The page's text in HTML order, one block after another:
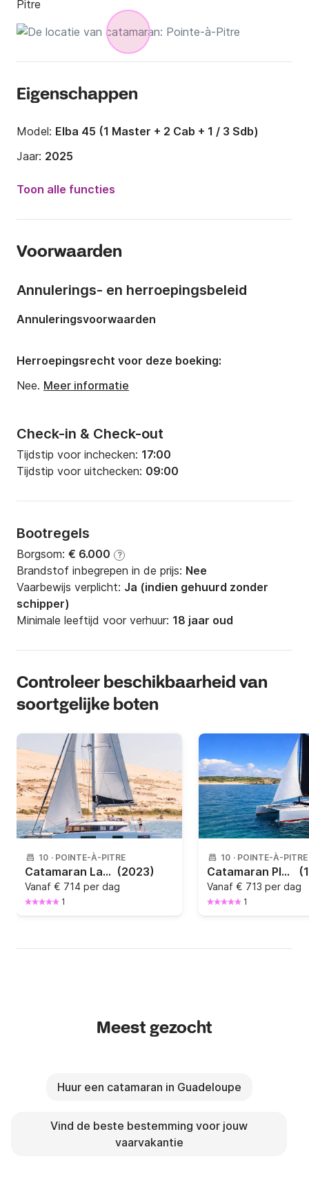
Pitre
Eigenschappen
Model: Elba 45 (1 Master + 2 Cab + 1 / 3 Sdb)
Jaar: 2025
Capaciteit aan boord:
Aantal badkamers:3
Motorkracht:0pk
Toon alle functies
Voorwaarden
Check-in & Check-out
Tijdstip voor inchecken: 17:00
Tijdstip voor uitchecken: 09:00
Bootregels
Borgsom: € 6.000 ?
Brandstof inbegrepen in de prijs: Nee
Vaarbewijs verplicht: Ja (indien gehuurd zonder
schipper)
Minimale leeftijd voor verhuur: 18 jaar oud
Annulerings- en herroepingsbeleid
Annuleringsvoorwaarden
Herroepingsrecht voor deze boeking:
Nee. Meer informatie
Controleer beschikbaarheid van
soortgelijke boten
10 · POINTE-À-PITRE
Catamaran Lagoon Lagoon 46 14m (2023)
Vanaf € 714 per dag
1
10 · POINTE-À-PITRE
Catamaran Plan Caroff Lazzi 47 Lazzi 47 14m
Vanaf € 713 per dag
1
Meest gezocht
Huur een catamaran in Guadeloupe
Vind de beste bestemming voor jouw
vaarvakantie